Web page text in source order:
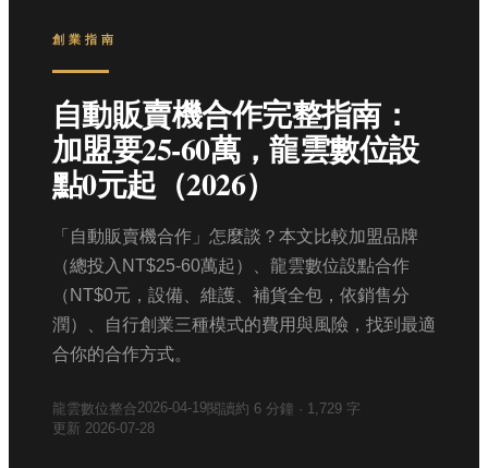
創業指南
自動販賣機合作完整指南：
加盟要25-60萬，龍雲數位設
點0元起（2026）
「自動販賣機合作」怎麼談？本文比較加盟品牌
（總投入NT$25-60萬起）、龍雲數位設點合作
（NT$0元，設備、維護、補貨全包，依銷售分
潤）、自行創業三種模式的費用與風險，找到最適
合你的合作方式。
龍雲數位整合2026-04-19閱讀約 6 分鐘 · 1,729 字
更新 2026-07-28